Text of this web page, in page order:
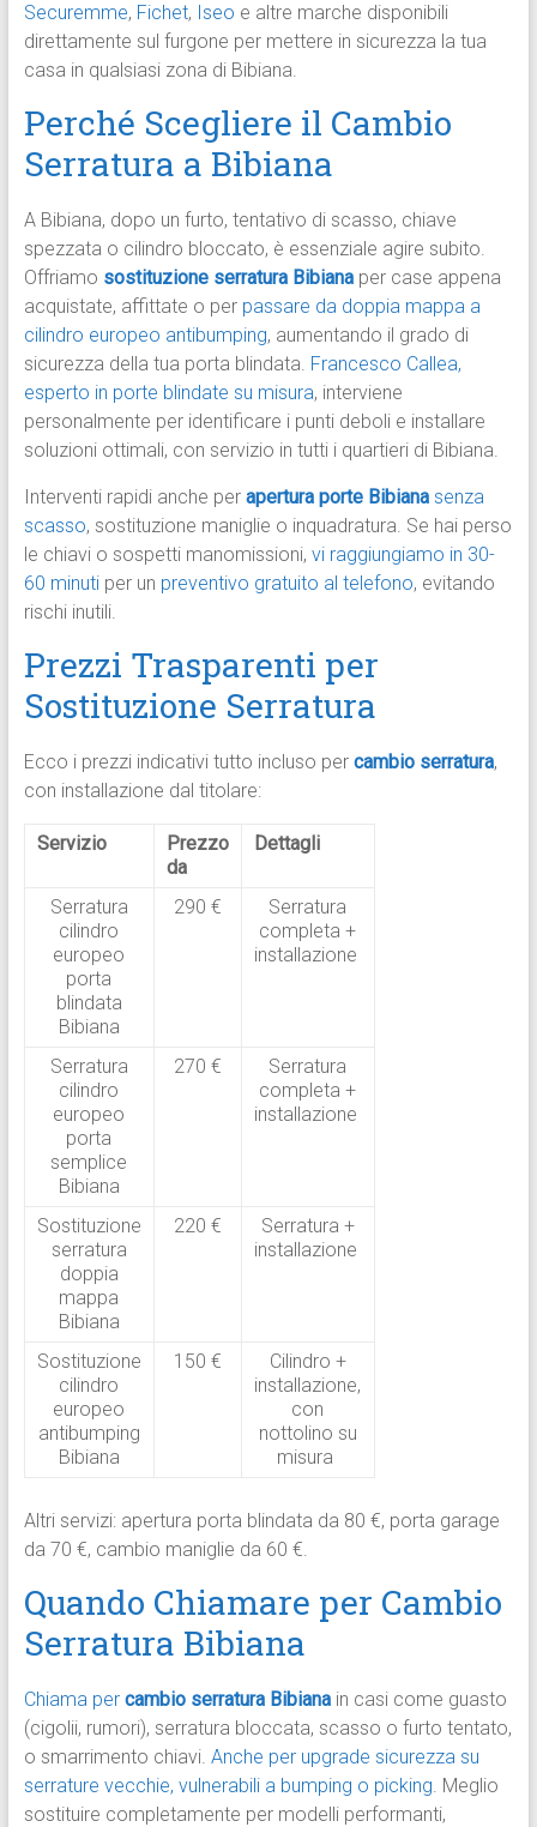
Securemme, Fichet, Iseo e altre marche disponibili
direttamente sul furgone per mettere in sicurezza la tua
casa in qualsiasi zona di Bibiana.
Perché Scegliere il Cambio
Serratura a Bibiana
A Bibiana, dopo un furto, tentativo di scasso, chiave
spezzata o cilindro bloccato, è essenziale agire subito.
Offriamo sostituzione serratura Bibianaper case appena
acquistate, affittate o per passare da doppia mappa a
cilindro europeo antibumping, aumentando il grado di
sicurezza della tua porta blindata. Francesco Callea,
esperto in porte blindate su misura, interviene
personalmente per identificare i punti deboli e installare
soluzioni ottimali, con servizio in tutti i quartieri di Bibiana.
Interventi rapidi anche per apertura porte Bibianasenza
scasso, sostituzione maniglie o inquadratura. Se hai perso
le chiavi o sospetti manomissioni, vi raggiungiamo in 30-
60 minutiper un preventivo gratuito al telefono, evitando
rischi inutili.
Prezzi Trasparenti per
Sostituzione Serratura
Ecco i prezzi indicativi tutto incluso per cambio serratura,
con installazione dal titolare:
Servizio
Prezzo
da
Dettagli
Serratura
cilindro
europeo
porta
blindata
Bibiana
290 €
Serratura
completa +
installazione
Serratura
cilindro
europeo
porta
semplice
Bibiana
270 €
Serratura
completa +
installazione
Sostituzione
serratura
doppia
mappa
Bibiana
220 €
Serratura +
installazione
Sostituzione
cilindro
europeo
antibumping
Bibiana
150 €
Cilindro +
installazione,
con
nottolino su
misura
Altri servizi: apertura porta blindata da 80 €, porta garage
da 70 €, cambio maniglie da 60 €.
Quando Chiamare per Cambio
Serratura Bibiana
Chiama per cambio serratura Bibianain casi come guasto
(cigolii, rumori), serratura bloccata, scasso o furto tentato,
o smarrimento chiavi. Anche per upgrade sicurezza su
serrature vecchie, vulnerabili a bumping o picking. Meglio
sostituire completamente per modelli performanti,